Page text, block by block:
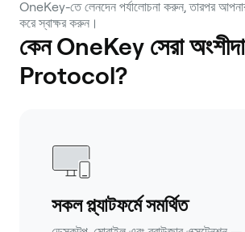
OneKey-তে লেনদেন পর্যালোচনা করুন, তারপর আপনার
করে স্বাক্ষর করুন।
কেন OneKey সেরা
Protocol?
সকল প্ল্যাটফর্মে সমর্থিত